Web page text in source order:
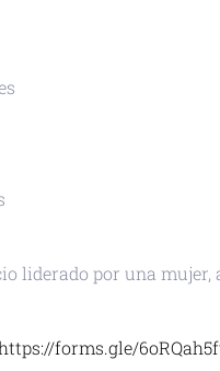
liderado por una mujer,
forms.gle/